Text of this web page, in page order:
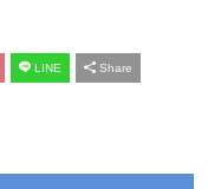
LINE Share